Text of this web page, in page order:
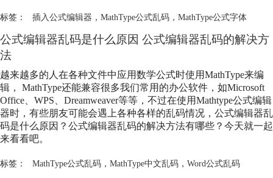
标签： 插入公式编辑器 ， MathType公式乱码， MathType公式字体
公式编辑器乱码是什么原因 公式编辑器乱码的解决方
法
越来越多的人在各种文件中应用数学公式时使用MathType来编
辑， MathType还能兼容很多我们常用的办公软件，如Microsoft
Office、WPS、Dreamweaver等等，不过在使用Mathtype公式编辑
器时，有些朋友可能会遇上各种各样的乱码情况，公式编辑器乱
码是什么原因？公式编辑器乱码的解决方法有哪些？今天就一起
来看看吧。
标签： MathType公式乱码， MathType中文乱码， Word公式乱码